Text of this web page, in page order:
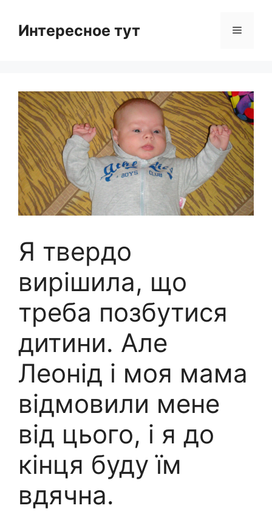
contentИнтересное тут Menu
Я твердо
вирішила, що
треба позбутися
дитини. Але
Леонід і моя мама
відмовили мене
від цього, і я до
кінця буду їм
вдячна.